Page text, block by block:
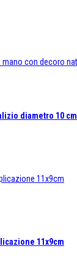
diametro 10 cm
11x9cm